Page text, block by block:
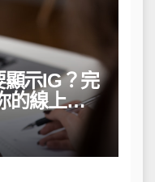
示IG？完
的線上隱